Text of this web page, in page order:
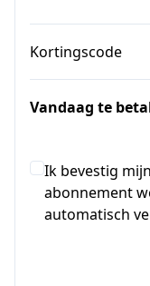
Kortingscode
Vandaag te
Ik bevestig
abonnement
automatisch